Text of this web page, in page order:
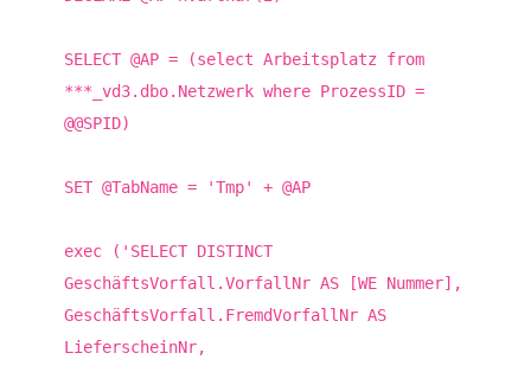
SELECT @AP = (select Arbeitsplatz from
***_vd3.dbo.Netzwerk where ProzessID =
@@SPID)
SET @TabName = 'Tmp' + @AP
exec ('SELECT DISTINCT
GeschäftsVorfall.VorfallNr AS [WE Nummer],
GeschäftsVorfall.FremdVorfallNr AS
LieferscheinNr,